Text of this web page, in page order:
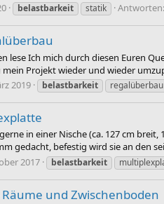
belastbarkeit statik
lese Ich mich durch diesen Euren
Projekt wieder und wieder
2019 belastbarkeit regalüberbau
in einer Nische (ca. 127 cm
gedacht, befestig wird sie an den
2017 belastbarkeit
und Zwischenboden